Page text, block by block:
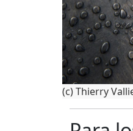
(c) Thierry